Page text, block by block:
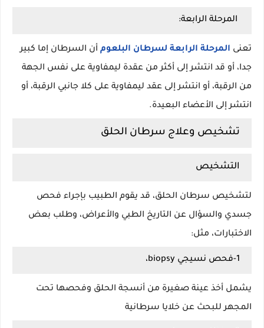
المرحلة الرابعة:
تعنى المرحلة الرابعة لسرطان البلعوم أن السرطان إما كبير
جدا، أو قد انتشر إلى أكثر من عقدة ليمفاوية على نفس الجهة
من الرقبة، أو انتشر إلى عقد ليمفاوية على كلا جانبي الرقبة، أو
انتشر إلى الأعضاء البعيدة.
تشخيص وعلاج سرطان الحلق
التشخيص
لتشخيص سرطان الحلق، قد يقوم الطبيب بإجراء فحص
جسدي والسؤال عن التاريخ الطبي والأعراض، وطلب بعض
الاختبارات، مثل:
1-فحص نسيجي biopsy،
يشمل أخذ عينة صغيرة من أنسجة الحلق وفحصها تحت
المجهر للبحث عن خلايا سرطانية